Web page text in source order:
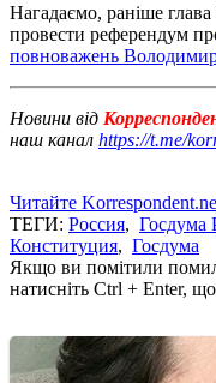
Нагадаємо, раніше
провести референдум
повноважень
Новини від
наш канал https://t.me/
Читайте
ТЕГИ: Россия, Госдума
Конституция, Госдума
Якщо ви помітили
натисніть Ctrl + Enter,